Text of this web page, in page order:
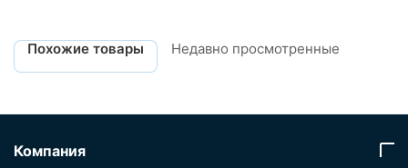
Похожие товары Недавно просмотренные
Компания